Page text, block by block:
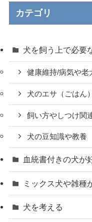
カテゴリ
犬を飼う上で必要
健康維持/病気や老
犬のエサ（ごはん
飼い方やしつけ関
犬の豆知識や教養
血統書付きの犬が
ミックス犬や雑種
犬を考える